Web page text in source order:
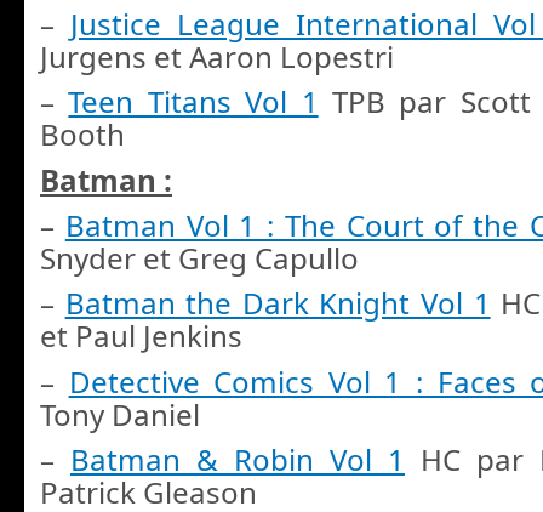
– Justice League International
Jurgens et Aaron Lopestri
–Teen Titans Vol 1 TPB par
Booth
Batman :
– Batman Vol 1 : The Court of the
Snyder et Greg Capullo
– Batman the Dark Knight Vol 1
et Paul Jenkins
– Detective Comics Vol 1 : Faces
Tony Daniel
– Batman & Robin Vol 1
HC par
Patrick Gleason